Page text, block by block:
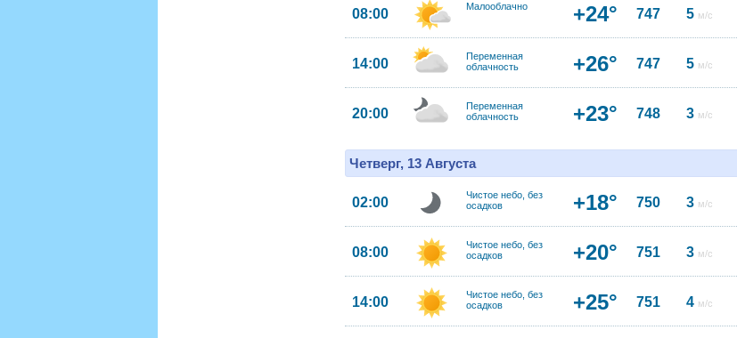
08:00 Малооблачно +24° 747 5 м/с
14:00
Переменная
облачность
+26° 747 5 м/с
20:00
Переменная
облачность
+23° 748 3 м/с
Четверг, 13 Августа
02:00
Чистое небо, без
осадков
+18° 750 3 м/с
08:00
Чистое небо, без
осадков
+20° 751 3 м/с
14:00
Чистое небо, без
осадков
+25° 751 4 м/с